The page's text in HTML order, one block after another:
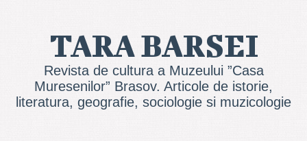
TARA BARSEI
Revista de cultura a Muzeului ”Casa
Muresenilor” Brasov. Articole de istorie,
literatura, geografie, sociologie si muzicologie